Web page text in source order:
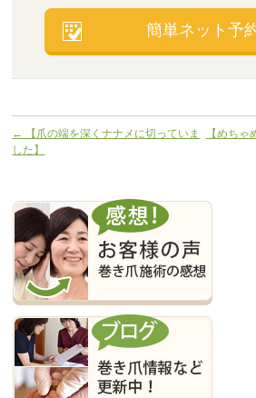
簡単ネット予
←
【爪の端を深くナナメに切っていま
した】
【めち